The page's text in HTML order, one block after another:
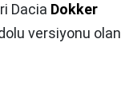
Dacia Dokker
versiyonu olan